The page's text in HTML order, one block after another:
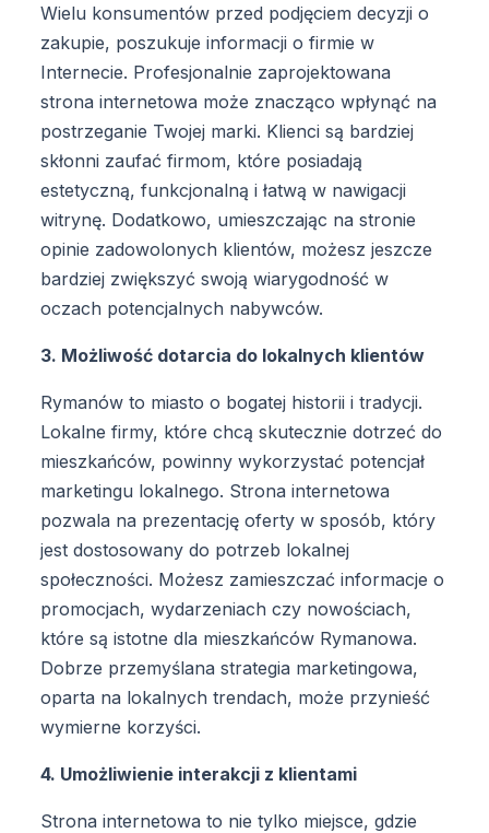
Wielu konsumentów przed podjęciem decyzji o
zakupie, poszukuje informacji o firmie w
Internecie. Profesjonalnie zaprojektowana
strona internetowa może znacząco wpłynąć na
postrzeganie Twojej marki. Klienci są bardziej
skłonni zaufać firmom, które posiadają
estetyczną, funkcjonalną i łatwą w nawigacji
witrynę. Dodatkowo, umieszczając na stronie
opinie zadowolonych klientów, możesz jeszcze
bardziej zwiększyć swoją wiarygodność w
oczach potencjalnych nabywców.
3. Możliwość dotarcia do lokalnych klientów
Rymanów to miasto o bogatej historii i tradycji.
Lokalne firmy, które chcą skutecznie dotrzeć do
mieszkańców, powinny wykorzystać potencjał
marketingu lokalnego. Strona internetowa
pozwala na prezentację oferty w sposób, który
jest dostosowany do potrzeb lokalnej
społeczności. Możesz zamieszczać informacje o
promocjach, wydarzeniach czy nowościach,
które są istotne dla mieszkańców Rymanowa.
Dobrze przemyślana strategia marketingowa,
oparta na lokalnych trendach, może przynieść
wymierne korzyści.
4. Umożliwienie interakcji z klientami
Strona internetowa to nie tylko miejsce, gdzie